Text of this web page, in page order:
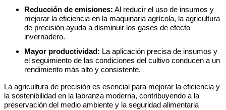
Reducción de emisiones: Al reducir el uso de insumos y
mejorar la eficiencia en la maquinaria agrícola, la agricultura
de precisión ayuda a disminuir los gases de efecto
invernadero.
Mayor productividad: La aplicación precisa de insumos y
el seguimiento de las condiciones del cultivo conducen a un
rendimiento más alto y consistente.
La agricultura de precisión es esencial para mejorar la eficiencia y
la sostenibilidad en la labranza moderna, contribuyendo a la
preservación del medio ambiente y la seguridad alimentaria